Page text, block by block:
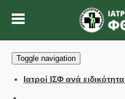
Toggle navigation
Ιατροί ΙΣΦ ανά ειδικότητα